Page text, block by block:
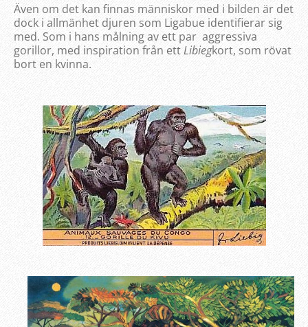
Även om det kan finnas människor med i bilden är det
dock i allmänhet djuren som Ligabue identifierar sig
med. Som i hans målning av ett par aggressiva
gorillor, med inspiration från ettLibiegkort, som rövat
bort en kvinna.